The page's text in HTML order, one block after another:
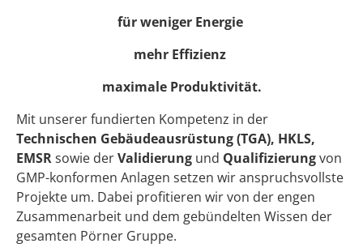
für weniger Energie
mehr Effizienz
maximale Produktivität.
Mit unserer fundierten Kompetenz in der
Technischen Gebäudeausrüstung (TGA), HKLS,
EMSRsowie derValidierung und Qualifizierungvon
GMP-konformen Anlagen setzen wir anspruchsvollste
Projekte um. Dabei profitieren wir von der engen
Zusammenarbeit und dem gebündelten Wissen der
gesamten Pörner Gruppe.